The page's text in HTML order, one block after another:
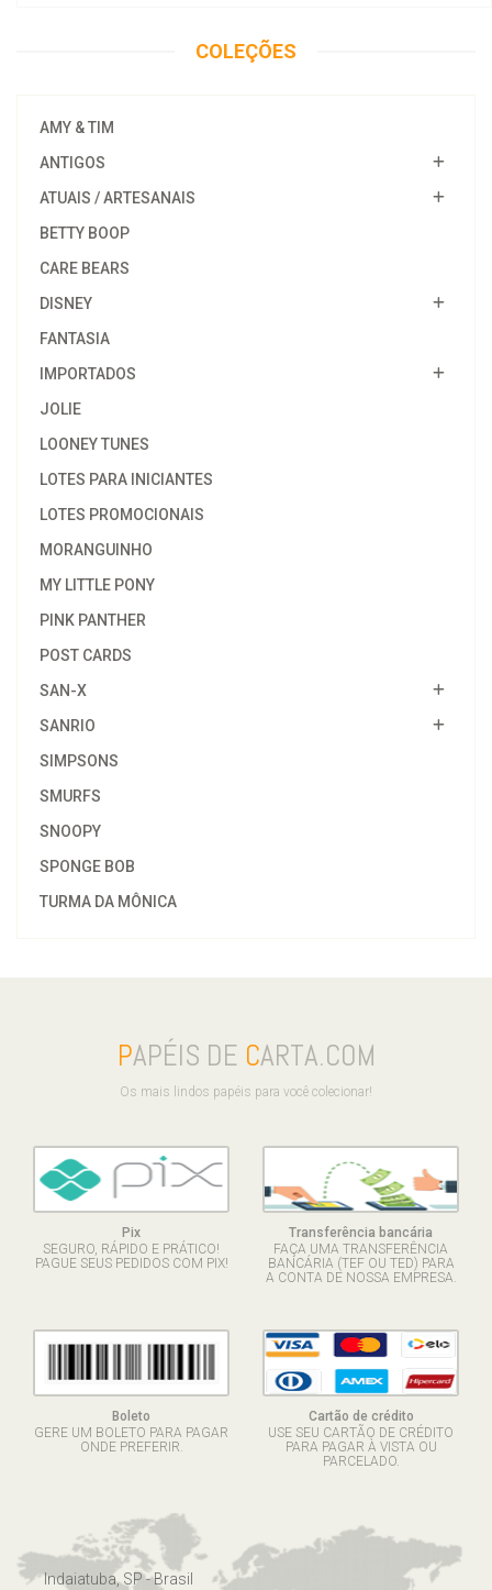
COLEÇÕES
AMY & TIM
ANTIGOS
ATUAIS / ARTESANAIS
BETTY BOOP
CARE BEARS
DISNEY
FANTASIA
IMPORTADOS
JOLIE
LOONEY TUNES
LOTES PARA INICIANTES
LOTES PROMOCIONAIS
MORANGUINHO
MY LITTLE PONY
PINK PANTHER
POST CARDS
SAN-X
SANRIO
SIMPSONS
SMURFS
SNOOPY
SPONGE BOB
TURMA DA MÔNICA
PAPÉIS DE CARTA.COM
Os mais lindos papéis para você colecionar!
Pix
SEGURO, RÁPIDO E PRÁTICO!
PAGUE SEUS PEDIDOS COM PIX!
Transferência bancária
FAÇA UMA TRANSFERÊNCIA
BANCÁRIA (TEF OU TED) PARA
A CONTA DE NOSSA EMPRESA.
Boleto
GERE UM BOLETO PARA PAGAR
ONDE PREFERIR.
Cartão de crédito
USE SEU CARTÃO DE CRÉDITO
PARA PAGAR À VISTA OU
PARCELADO.
Indaiatuba, SP - Brasil